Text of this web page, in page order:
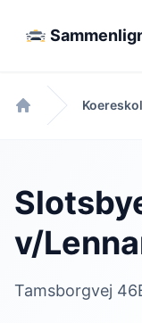
Forside
v/
Tamsborgvej